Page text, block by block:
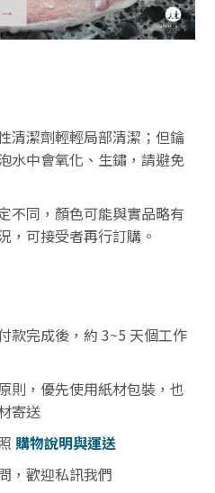
清潔劑輕輕局部清潔；但鑰
水中會氧化、生鏽，請避免
不同，顏色可能與實品略有
，可接受者再行訂購。
款完成後，約 3~5 天個工作
則，優先使用紙材包裝，也
寄送
購物說明與運送
，歡迎私訊我們